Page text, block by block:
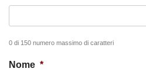
0 di 150 numero massimo di caratteri
Nome *